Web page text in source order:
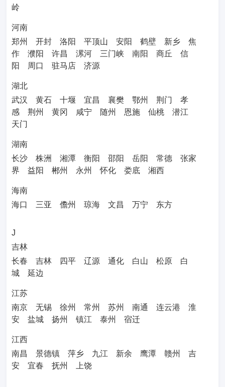
岭
河南
郑州
开封 洛阳 平顶山 安阳 鹤壁 新乡
焦
作
濮阳 许昌 漯河 三门峡 南阳 商丘
信
阳
周口 驻马店 济源
湖北
武汉
黄石 十堰 宜昌 襄樊 鄂州 荆门
孝
感
荆州 黄冈 咸宁 随州 恩施 仙桃
潜江
天门
湖南
长沙
株洲 湘潭 衡阳 邵阳 岳阳 常德
张家
界
益阳 郴州 永州 怀化 娄底 湘西
海南
海口
三亚 儋州 琼海 文昌 万宁 东方
J
吉林
长春
吉林 四平 辽源 通化 白山 松原
白
城
延边
江苏
南京
无锡 徐州 常州 苏州 南通 连云港
淮
安
盐城 扬州 镇江 泰州 宿迁
江西
南昌
景德镇 萍乡 九江 新余 鹰潭 赣州
吉
安
宜春 抚州 上饶